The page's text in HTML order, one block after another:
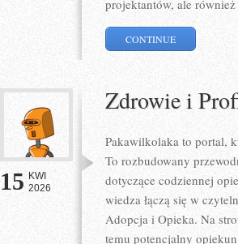
projektantów, ale
CONTINUE
15 KWI
2026
Zdrowie i
Pakawilkolaka to portal,
To rozbudowany
dotyczące codziennej
wiedza łączą się w
Adopcja i Opieka. Na
temu potencjalny